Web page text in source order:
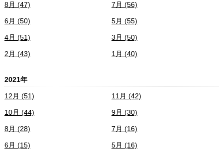
8月 (47) 7月 (56)
6月 (50) 5月 (55)
4月 (51) 3月 (50)
2月 (43) 1月 (40)
2021年
12月 (51) 11月 (42)
10月 (44) 9月 (30)
8月 (28) 7月 (16)
6月 (15) 5月 (16)